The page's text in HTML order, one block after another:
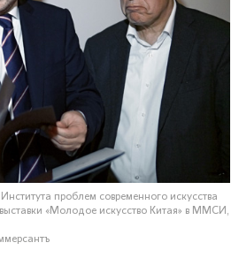
проблем современного искусства
«Молодое искусство Китая» в ММСИ,